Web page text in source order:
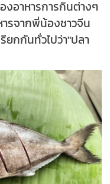
อาหารการกินต่างๆ
รจากพี่น้องชาวจีน
ยกกันทั่วไปว่า"ปลา